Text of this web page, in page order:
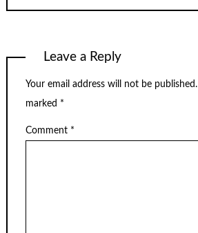
Leave a Reply
Your email address will not be published.
marked *
Comment *